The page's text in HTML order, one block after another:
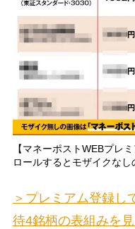
【マネーポストWEBプレ
ロールするとモザイクなし
＞プレミアム登録し
待4銘柄の表組みを